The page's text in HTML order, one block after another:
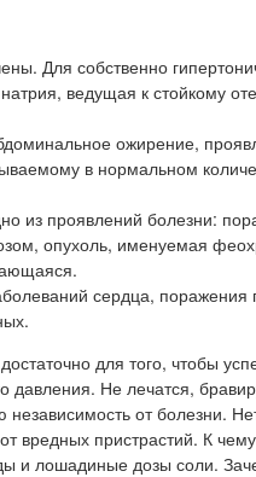
Для собственно
ведущая к стойкому
ожирение,
в нормальном
из проявлений болезни:
опухоль, именуемая
сердца,
для того, чтобы
Не лечатся,
от болезни.
вредных пристрастий. К
лошадиные дозы соли.